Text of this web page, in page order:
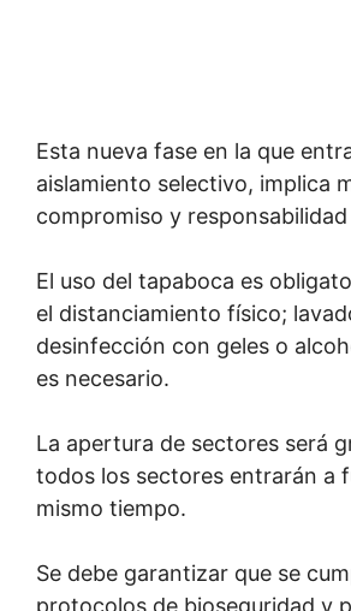
Esta nueva fase en la que
aislamiento selectivo, implica
compromiso y
El uso del tapaboca es
el distanciamiento físico;
desinfección con geles o
es necesario.
La apertura de sectores será
todos los sectores entrarán a
mismo tiempo.
Se debe garantizar que se
protocolos de bioseguridad y